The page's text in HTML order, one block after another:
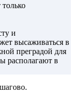
и
высаживаться в
преградой для
располагают в